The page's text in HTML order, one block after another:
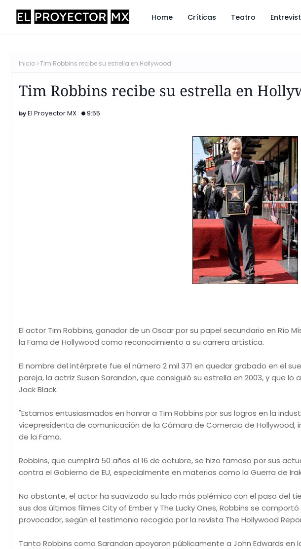
Home Críticas Teatro
Inicio Tim Robbins recibe su estrella en Hollywood
Tim Robbins recibe su estrella en
El Proyector MX 9:55
El actor Tim Robbins, ganador de un Oscar por su papel secundario en Río
la Fama de Hollywood como reconocimiento a su carrera artística.
El nombre del intérprete fue el número 2 mil 371 en quedar grabado en el
pareja, la actriz Susan Sarandon, que consiguió su estrella en 2003, y que
Jack Black.
"Estamos entusiasmados en honrar a Tim Robbins por sus logros en la
vicepresidenta de comunicación de la Cámara de Comercio de
de la Fama.
Robbins, que cumplirá 50 años el 16 de octubre, se hizo famoso por sus
contra el Gobierno de EU, especialmente en materias como la Guerra de
No obstante, el actor ha suavizado su lado más polémico con el paso del
sus dos últimos filmes City of Ember y The Lucky Ones, Robbins se
provocador, según el testimonio recogido por la revista The Hollywood
Tanto Robbins como Sarandon apoyaron públicamente a John Edwards en